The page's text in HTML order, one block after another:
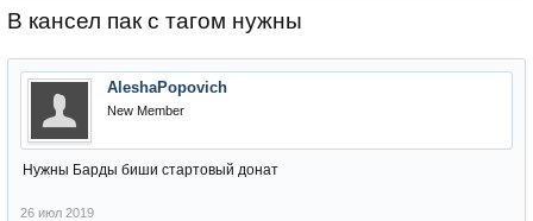
В кансел пак с тагом нужны
AleshaPopovich
New Member
Нужны Барды биши стартовый донат
26 июл 2019